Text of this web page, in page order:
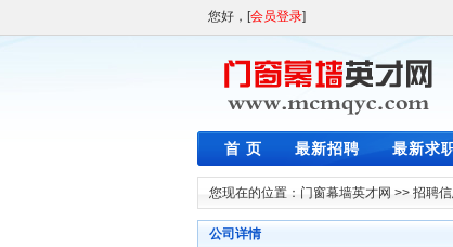
您好，[会员登录]
首 页 最新招聘 最新求
您现在的位置： 门窗幕墙英才网 >> 招聘
公司详情